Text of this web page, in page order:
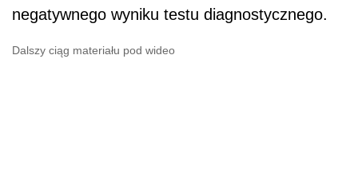
negatywnego wyniku testu diagnostycznego.
Dalszy ciąg materiału pod wideo